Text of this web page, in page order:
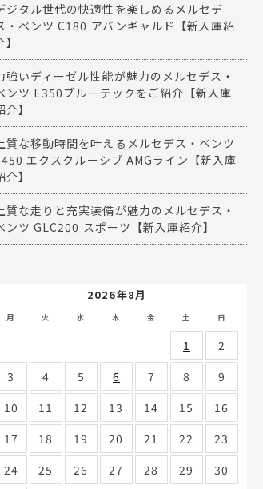
ジタル世代の快適性を楽しめるメルセデ
・ベンツ C180 アバンギャルド【新入庫紹
強いディーゼル性能が魅力のメルセデス・
ンツ E350ブルーテックをご紹介【新入庫
介】
質な移動時間を叶えるメルセデス・ベンツ
エクスクルーシブ AMGライン【新入庫
介】
質な走りと充実装備が魅力のメルセデス・
ンツ GLC200 スポーツ【新入庫紹介】
2026年8月
月 火 水 木 金 土 日
1
2
3
4 5 6 7 8
9
10
11 12 13 14 15
16
17
18 19 20 21 22
23
24
25 26 27 28 29
30